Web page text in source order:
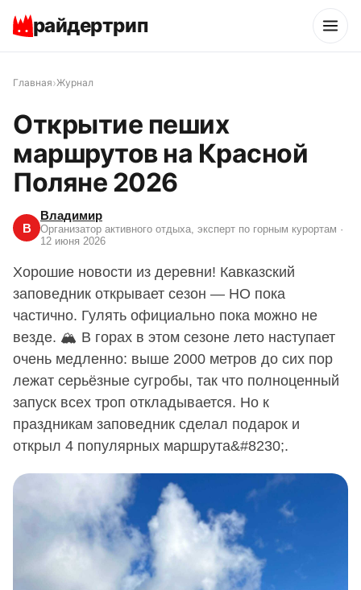
райдертрип
Главная›Журнал
Открытие пеших
маршрутов на Красной
Поляне 2026
В
Владимир
Организатор активного отдыха, эксперт по горным курортам ·
12 июня 2026
Хорошие новости из деревни! Кавказский
заповедник открывает сезон — НО пока
частично. Гулять официально пока можно не
везде. 🏔 В горах в этом сезоне лето наступает
очень медленно: выше 2000 метров до сих пор
лежат серьёзные сугробы, так что полноценный
запуск всех троп откладывается. Но к
праздникам заповедник сделал подарок и
открыл 4 популярных маршрута&#8230;.